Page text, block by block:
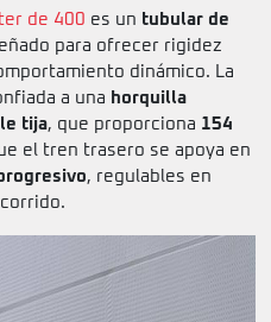
de 400 es un tubular de
para ofrecer rigidez
dinámico. La
a una horquilla
tija, que proporciona 154
el tren trasero se apoya en
, regulables en